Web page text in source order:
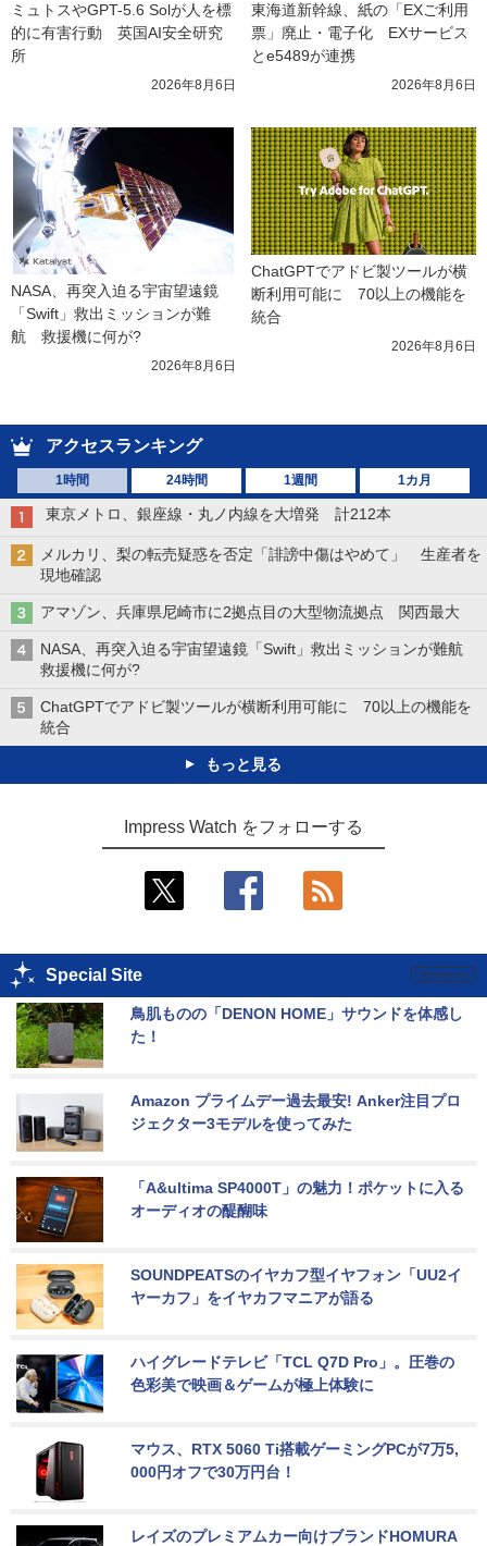
ミュトスやGPT-5.6 Solが人を標
的に有害行動　英国AI安全研究
所
2026年8月6日
東海道新幹線、紙の「EXご利用
票」廃止・電子化　EXサービス
とe5489が連携
2026年8月6日
NASA、再突入迫る宇宙望遠鏡
「Swift」救出ミッションが難
航　救援機に何が?
2026年8月6日
ChatGPTでアドビ製ツールが横
断利用可能に　70以上の機能を
統合
2026年8月6日
アクセスランキング
1時間 24時間 1週間 1カ月
東京メトロ、銀座線・丸ノ内線を大増発 計212本
メルカリ、梨の転売疑惑を否定「誹謗中傷はやめて」 生産者を
現地確認
アマゾン、兵庫県尼崎市に2拠点目の大型物流拠点 関西最大
NASA、再突入迫る宇宙望遠鏡「Swift」救出ミッションが難航
救援機に何が?
ChatGPTでアドビ製ツールが横断利用可能に 70以上の機能を
統合
もっと見る
Impress Watch をフォローする
Special Site
鳥肌ものの「DENON HOME」サウンドを体感し
た！
Amazon プライムデー過去最安! Anker注目プロ
ジェクター3モデルを使ってみた
「A&ultima SP4000T」の魅力！ポケットに入る
オーディオの醍醐味
SOUNDPEATSのイヤカフ型イヤフォン「UU2イ
ヤーカフ」をイヤカフマニアが語る
ハイグレードテレビ「TCL Q7D Pro」。圧巻の
色彩美で映画＆ゲームが極上体験に
マウス、RTX 5060 Ti搭載ゲーミングPCが7万5,
000円オフで30万円台！
レイズのプレミアムカー向けブランドHOMURA